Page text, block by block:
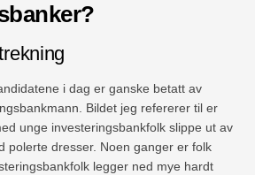
i dag er ganske betatt av
Bildet jeg refererer til er
unge investeringsbankfolk slippe ut av
polerte dresser. Noen ganger er folk
legger ned mye hardt